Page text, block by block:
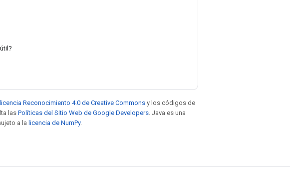
licencia Reconocimiento 4.0 de Creative Commons y los códigos de
lasPolíticas del Sitio Web de Google Developers . Java es una
a la licencia de NumPy.